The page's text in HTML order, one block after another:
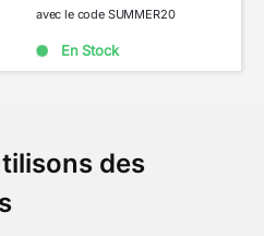
des
avec le code SUMMER20
En Stock